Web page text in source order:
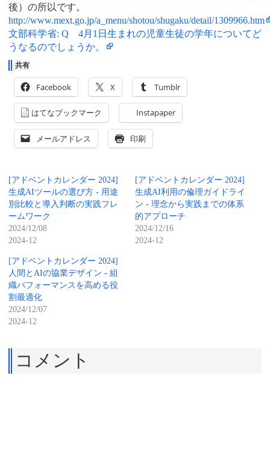
後）の所以です。
http://www.mext.go.jp/a_menu/shotou/shugaku/detail/1309966.htm
文部科学省: Q 4月1日生まれの児童生徒の学年についてど
うなるのでしょうか。
共有
Facebook X Tumblr
はてなブックマーク Instapaper
メールアドレス 印刷
[アドベントカレンダー 2024]
生成AIツールの選び方 - 用途
別比較と導入判断の実践フレ
ームワーク
2024/12/08
2024-12
[アドベントカレンダー 2024]
生成AI利用の倫理ガイドライ
ン - 理念から実践までの体系
的アプローチ
2024/12/16
2024-12
[アドベントカレンダー 2024]
人間とAIの協業デザイン - 組
織パフォーマンスを高める役
割最適化
2024/12/07
2024-12
コメント